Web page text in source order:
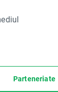
Parteneriate